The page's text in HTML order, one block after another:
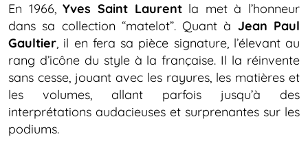
En 1966,Yves Saint Laurentla met à l’honneur
dans sa collection “matelot”. Quant à Jean Paul
Gaultier, il en fera sa pièce signature, l’élevant au
rang d’icône du style à la française. Il la réinvente
sans cesse, jouant avec les rayures, les matières et
les volumes, allant parfois jusqu’à des
interprétations audacieuses et surprenantes sur les
podiums.